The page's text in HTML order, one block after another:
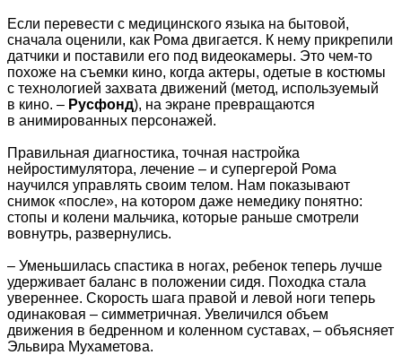
Если перевести с медицинского языка на бытовой,
сначала оценили, как Рома двигается. К нему прикрепили
датчики и поставили его под видеокамеры. Это чем-то
похоже на съемки кино, когда актеры, одетые в костюмы
с технологией захвата движений (метод, используемый
в кино. – Русфонд), на экране превращаются
в анимированных персонажей.
Правильная диагностика, точная настройка
нейростимулятора, лечение – и супергерой Рома
научился управлять своим телом. Нам показывают
снимок «после», на котором даже немедику понятно:
стопы и колени мальчика, которые раньше смотрели
вовнутрь, развернулись.
– Уменьшилась спастика в ногах, ребенок теперь лучше
удерживает баланс в положении сидя. Походка стала
увереннее. Скорость шага правой и левой ноги теперь
одинаковая – симметричная. Увеличился объем
движения в бедренном и коленном суставах, – объясняет
Эльвира Мухаметова.